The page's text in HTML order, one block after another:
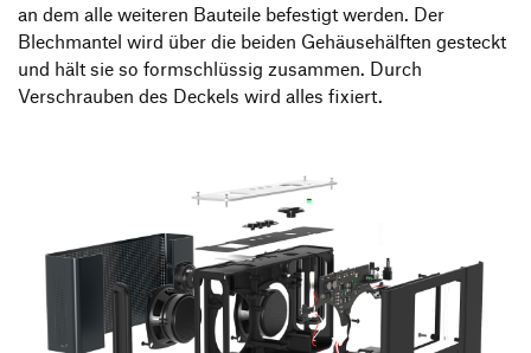
an dem alle weiteren Bauteile befestigt werden. Der
Blechmantel wird über die beiden Gehäusehälften gesteckt
und hält sie so formschlüssig zusammen. Durch
Verschrauben des Deckels wird alles fixiert.